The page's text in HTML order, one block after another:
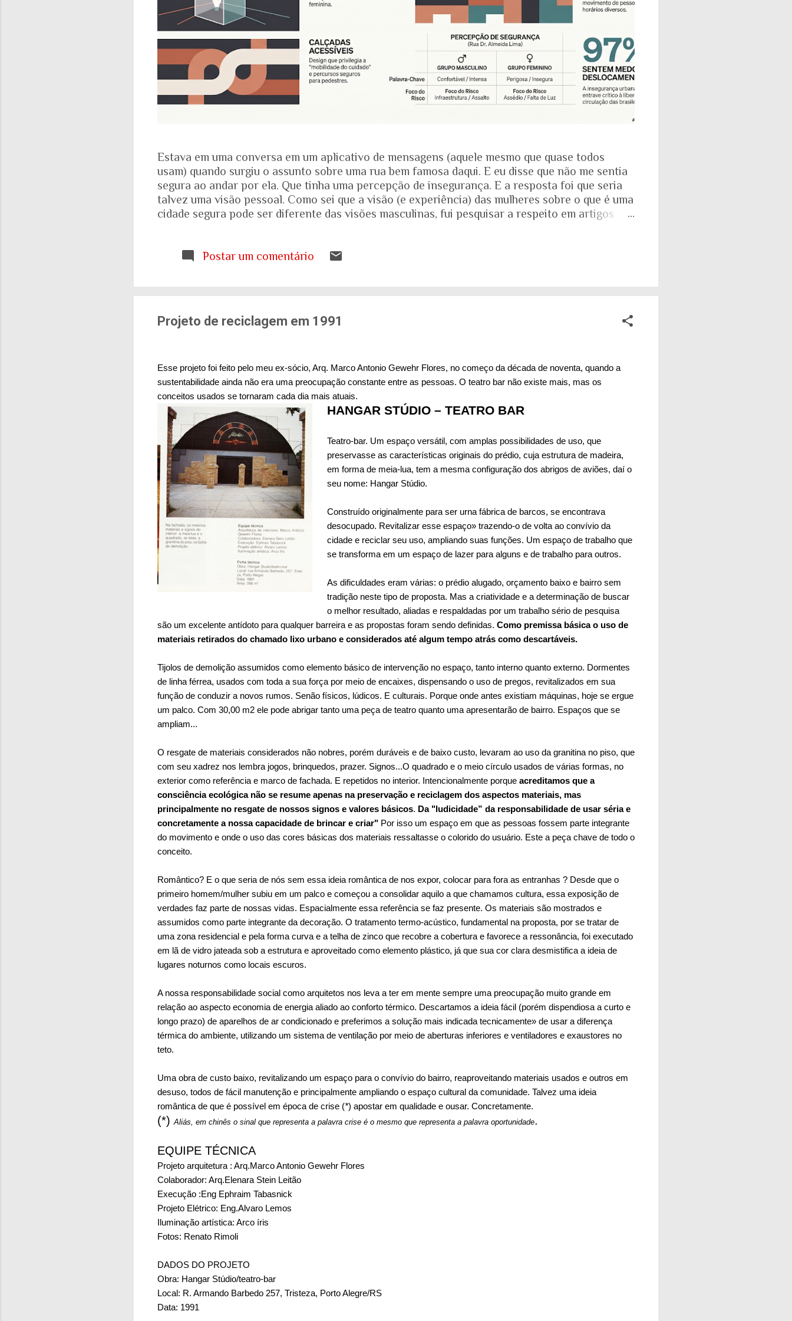
Estava em uma conversa em um aplicativo de mensagens (aquele mesmo que quase todos
usam) quando surgiu o assunto sobre uma rua bem famosa daqui. E eu disse que não me sentia
segura ao andar por ela. Que tinha uma percepção de insegurança. E a resposta foi que seria
talvez uma visão pessoal. Como sei que a visão (e experiência) das mulheres sobre o que é uma
cidade segura pode ser diferente das visões masculinas, fui pesquisar a respeito em artigos
Locomotiva, divulgada em setembro de 2024, mostrou um dado alarmante: que 97% das
sensação isolada. Se per...
Postar um comentário
Projeto de reciclagem em 1991
Esse projeto foi feito pelo meu ex-sócio, Arq. Marco Antonio Gewehr Flores, no começo da década de noventa, quando a
sustentabilidade ainda não era uma preocupação constante entre as pessoas. O teatro bar não existe mais, mas os
conceitos usados se tornaram cada dia mais atuais.
HANGAR STÚDIO – TEATRO BAR
Teatro-bar. Um espaço versátil, com amplas possibilidades de uso, que
preservasse as características originais do prédio, cuja estrutura de madeira,
em forma de meia-lua, tem a mesma configuração dos abrigos de aviões, daí o
seu nome: Hangar Stúdio.
Construído originalmente para ser urna fábrica de barcos, se encontrava
desocupado. Revitalizar esse espaço» trazendo-o de volta ao convívio da
cidade e reciclar seu uso, ampliando suas funções. Um espaço de trabalho que
se transforma em um espaço de lazer para alguns e de trabalho para outros.
As dificuldades eram várias: o prédio alugado, orçamento baixo e bairro sem
tradição neste tipo de proposta. Mas a criatividade e a determinação de buscar
o melhor resultado, aliadas e respaldadas por um trabalho sério de pesquisa
são um excelente antídoto para qualquer barreira e as propostas foram sendo definidas. Como premissa básica o uso de
materiais retirados do chamado lixo urbano e considerados até algum tempo atrás como descartáveis.
Tijolos de demolição assumidos como elemento básico de intervenção no espaço, tanto interno quanto externo. Dormentes
de linha férrea, usados com toda a sua força por meio de encaixes, dispensando o uso de pregos, revitalizados em sua
função de conduzir a novos rumos. Senão físicos, lúdicos. E culturais. Porque onde antes existiam máquinas, hoje se ergue
um palco. Com 30,00 m2 ele pode abrigar tanto uma peça de teatro quanto uma apresentarão de bairro. Espaços que se
ampliam...
O resgate de materiais considerados não nobres, porém duráveis e de baixo custo, levaram ao uso da granitina no piso, que
com seu xadrez nos lembra jogos, brinquedos, prazer. Signos...O quadrado e o meio círculo usados de várias formas, no
exterior como referência e marco de fachada. E repetidos no interior. Intencionalmente porque acreditamos que a
consciência ecológica não se resume apenas na preservação e reciclagem dos aspectos materiais, mas
principalmente no resgate de nossos signos e valores básicos. Da "ludicidade” da responsabilidade de usar séria e
concretamente a nossa capacidade de brincar e criar" Por isso um espaço em que as pessoas fossem parte integrante
do movimento e onde o uso das cores básicas dos materiais ressaltasse o colorido do usuário. Este a peça chave de todo o
conceito.
Romântico? E o que seria de nós sem essa ideia romântica de nos expor, colocar para fora as entranhas ? Desde que o
primeiro homem/mulher subiu em um palco e começou a consolidar aquilo a que chamamos cultura, essa exposição de
verdades faz parte de nossas vidas. Espacialmente essa referência se faz presente. Os materiais são mostrados e
assumidos como parte integrante da decoração. O tratamento termo-acústico, fundamental na proposta, por se tratar de
uma zona residencial e pela forma curva e a telha de zinco que recobre a cobertura e favorece a ressonância, foi executado
em lã de vidro jateada sob a estrutura e aproveitado como elemento plástico, já que sua cor clara desmistifica a ideia de
lugares noturnos como locais escuros.
A nossa responsabilidade social como arquitetos nos leva a ter em mente sempre uma preocupação muito grande em
relação ao aspecto economia de energia aliado ao conforto térmico. Descartamos a ideia fácil (porém dispendiosa a curto e
longo prazo) de aparelhos de ar condicionado e preferimos a solução mais indicada tecnicamente» de usar a diferença
térmica do ambiente, utilizando um sistema de ventilação por meio de aberturas inferiores e ventiladores e exaustores no
teto.
Uma obra de custo baixo, revitalizando um espaço para o convívio do bairro, reaproveitando materiais usados e outros em
desuso, todos de fácil manutenção e principalmente ampliando o espaço cultural da comunidade. Talvez uma ideia
romântica de que é possível em época de crise (*) apostar em qualidade e ousar. Concretamente.
(*) Aliás, em chinês o sinal que representa a palavra crise é o mesmo que representa a palavra oportunidade.
EQUIPE TÉCNICA
Projeto arquitetura : Arq.Marco Antonio Gewehr Flores
Colaborador: Arq.Elenara Stein Leitão
Execução :Eng Ephraim Tabasnick
Projeto Elétrico: Eng.Alvaro Lemos
Iluminação artística: Arco íris
Fotos: Renato Rimoli
DADOS DO PROJETO
Obra: Hangar Stúdio/teatro-bar
Local: R. Armando Barbedo 257, Tristeza, Porto Alegre/RS
Data: 1991